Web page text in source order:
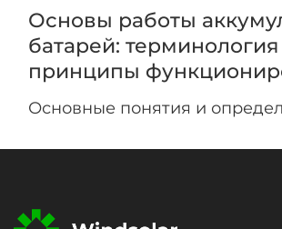
Основы работы
батарей:
принципы
Основные понятия и